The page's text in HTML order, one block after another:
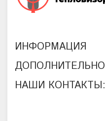
ИНФОРМАЦИЯ
ДОПОЛНИТЕЛЬНО
НАШИ КОНТАКТЫ: